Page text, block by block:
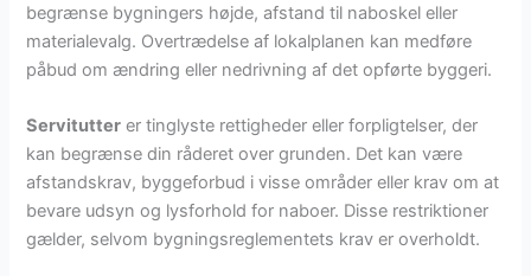
begrænse bygningers højde, afstand til naboskel eller
materialevalg. Overtrædelse af lokalplanen kan medføre
påbud om ændring eller nedrivning af det opførte byggeri.
Servitutter er tinglyste rettigheder eller forpligtelser, der
kan begrænse din råderet over grunden. Det kan være
afstandskrav, byggeforbud i visse områder eller krav om at
bevare udsyn og lysforhold for naboer. Disse restriktioner
gælder, selvom bygningsreglementets krav er overholdt.